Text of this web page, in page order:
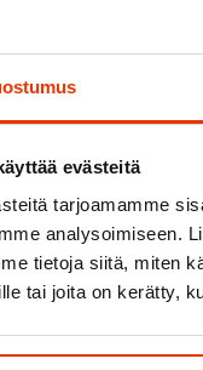
evästeitä
tarjoamamme
analysoimiseen.
tietoja siitä, miten
tai joita on kerätty,
suoriteta